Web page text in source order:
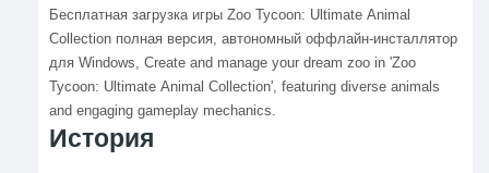
Бесплатная загрузка игры Zoo Tycoon: Ultimate Animal
Collection полная версия, автономный оффлайн-инсталлятор
для Windows, Create and manage your dream zoo in 'Zoo
Tycoon: Ultimate Animal Collection', featuring diverse animals
and engaging gameplay mechanics.
История